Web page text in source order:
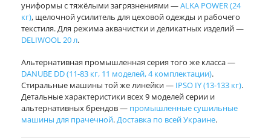
униформы с тяжёлыми загрязнениями —ALKA POWER (24
кг), щелочной усилитель для цеховой одежды и рабочего
текстиля. Для режима аквачистки и деликатных изделий —
DELIWOOL 20 л.
Альтернативная промышленная серия того же класса —
DANUBE DD (11-83 кг, 11 моделей, 4 комплектации).
Стиральные машины той же линейки — IPSO IY (13-133 кг).
Детальные характеристики всех 9 моделей серии и
альтернативных брендов — промышленные сушильные
машины для прачечной.Доставка по всей Украине.